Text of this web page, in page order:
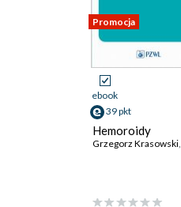
Promocja
ebook
39 pkt
Hemoroidy
Grzegorz Krasowski,